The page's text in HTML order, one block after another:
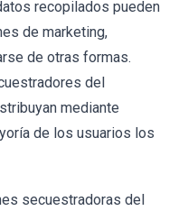
recopilados pueden
de marketing,
de otras formas.
del
mediante
de los usuarios los
secuestradoras del